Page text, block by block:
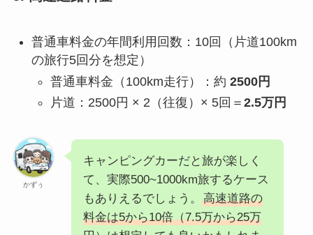
普通車料金の年間利用回数：10回（片道100km
の旅行5回分を想定）
普通車料金（100km走行）：約 2500円
片道：2500円 × 2（往復）× 5回＝ 2.5万円
かずぅ
キャンピングカーだと旅が楽しく
て、実際500~1000km旅するケース
もありえるでしょう。
高速道路の
料金は5から10倍（7.5万から25万